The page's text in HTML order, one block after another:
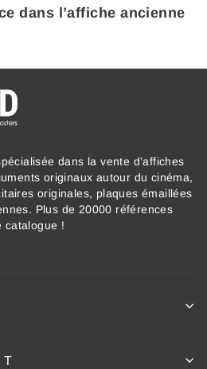
dans l’affiche ancienne
dans la vente d’affiches
originaux autour du cinéma,
originales, plaques émaillées
Plus de 20000 références
catalogue !